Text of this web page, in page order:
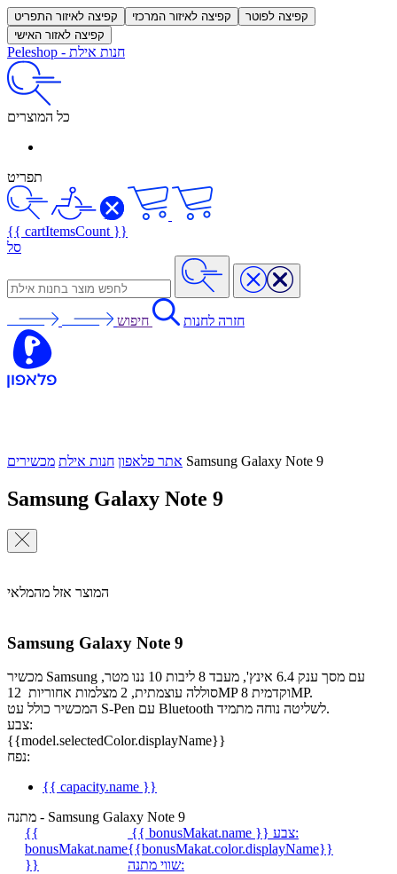
קפיצה לאיזור התפריט קפיצה לאיזור המרכזי
קפיצה לפוטר
קפיצה לאזור האישי
Peleshop - חנות אילת
כל המוצרים
תפריט
{{ cartItemsCount }}
סל
חזרה לחנות חיפוש
אתר פלאפון חנות אילת מכשירים Samsung Galaxy Note 9
Samsung Galaxy Note 9
המוצר אזל מהמלאי
Samsung Galaxy Note 9
מכשיר Samsung עם מסך ענק 6.4 אינץ', מעבד 8 ליבות 10 ננו מטר,
סוללה עוצמתית, 2 מצלמות אחוריות 12MP וקדמית 8MP.
המכשיר כולל עט S-Pen עם Bluetooth לשליטה נוחה מתמיד.
צבע:
{{model.selectedColor.displayName}}
נפח:
{{ capacity.name }}
מתנה - Samsung Galaxy Note 9
{{
bonusMakat.name
}}
{{ bonusMakat.name }}
צבע:
{{bonusMakat.color.displayName}}
שווי מתנה: